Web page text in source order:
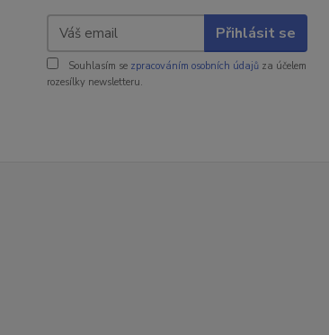
Přihlásit se
Souhlasím se zpracováním osobních údajů za účelem
rozesílky newsletteru.